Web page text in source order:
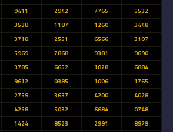
9411 2942 7765
5532
3538 1187 1260
3448
3718 2551 6566
3107
5969 7868 9381
9690
3785 6652 1828
6884
9612 0385 1006
1765
2759 3637 4200
4028
4258 5032 6684
0748
1424 8523 2991
8979